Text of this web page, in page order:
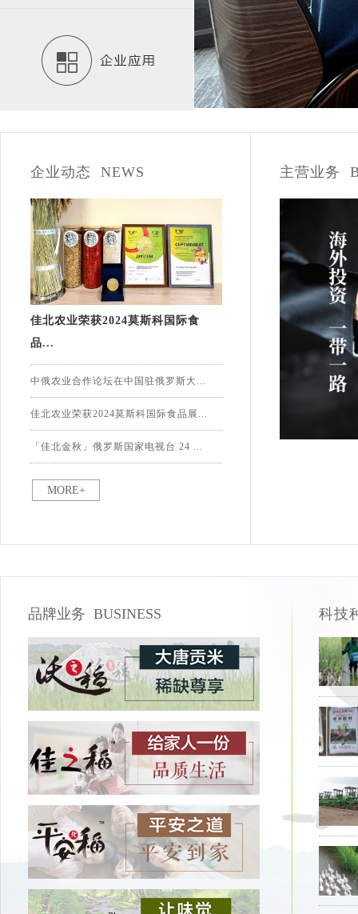
企业动态 NEWS
佳北农业荣获2024莫斯科国际食
品...
中俄农业合作论坛在中国驻俄罗斯大...
佳北农业荣获2024莫斯科国际食品展...
「佳北金秋」俄罗斯国家电视台 24 ...
MORE+
主营业务
品牌业务 BUSINESS 科技